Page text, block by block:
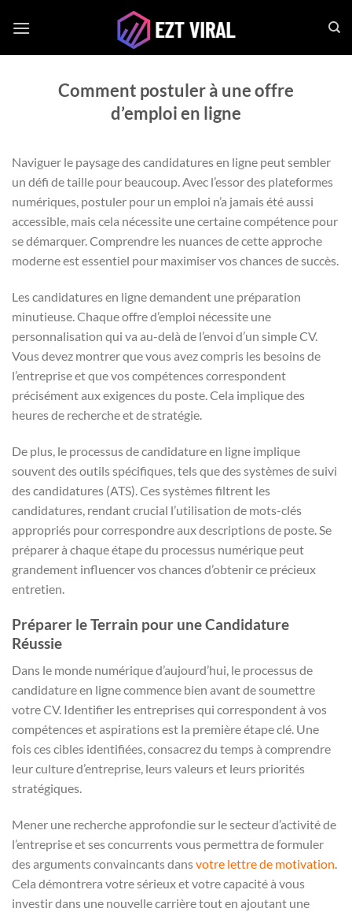
Comment postuler à une offre
d’emploi en ligne
Naviguer le paysage des candidatures en ligne peut sembler
un défi de taille pour beaucoup. Avec l’essor des plateformes
numériques, postuler pour un emploi n’a jamais été aussi
accessible, mais cela nécessite une certaine compétence pour
se démarquer. Comprendre les nuances de cette approche
moderne est essentiel pour maximiser vos chances de succès.
Les candidatures en ligne demandent une préparation
minutieuse. Chaque offre d’emploi nécessite une
personnalisation qui va au-delà de l’envoi d’un simple CV.
Vous devez montrer que vous avez compris les besoins de
l’entreprise et que vos compétences correspondent
précisément aux exigences du poste. Cela implique des
heures de recherche et de stratégie.
De plus, le processus de candidature en ligne implique
souvent des outils spécifiques, tels que des systèmes de suivi
des candidatures (ATS). Ces systèmes filtrent les
candidatures, rendant crucial l’utilisation de mots-clés
appropriés pour correspondre aux descriptions de poste. Se
préparer à chaque étape du processus numérique peut
grandement influencer vos chances d’obtenir ce précieux
entretien.
Préparer le Terrain pour une Candidature
Réussie
Dans le monde numérique d’aujourd’hui, le processus de
candidature en ligne commence bien avant de soumettre
votre CV. Identifier les entreprises qui correspondent à vos
compétences et aspirations est la première étape clé. Une
fois ces cibles identifiées, consacrez du temps à comprendre
leur culture d’entreprise, leurs valeurs et leurs priorités
stratégiques.
Mener une recherche approfondie sur le secteur d’activité de
l’entreprise et ses concurrents vous permettra de formuler
des arguments convaincants dansvotre lettre de motivation.
Cela démontrera votre sérieux et votre capacité à vous
investir dans une nouvelle carrière tout en ajoutant une